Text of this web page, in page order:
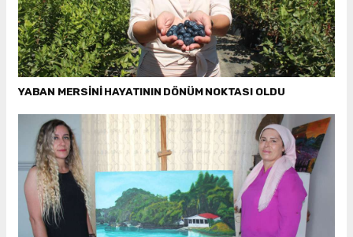
YABAN MERSİNİ HAYATININ DÖNÜM NOKTASI OLDU